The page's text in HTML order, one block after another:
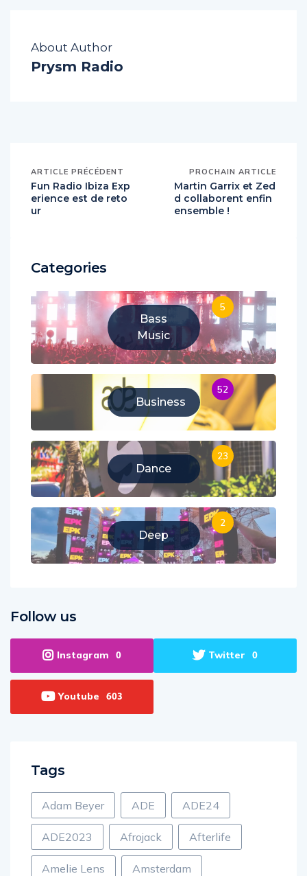
About Author
ARTICLE PRÉCÉDENT
Fun Radio Ibiza Exp
erience est de reto
PROCHAIN ARTICLE
Martin Garrix et Zed
d collaborent enfin
Bass
Music
5
Business
52
Dance
23
Deep
2
0 0
603
Adam Beyer ADE ADE24
ADE2023 Afrojack Afterlife